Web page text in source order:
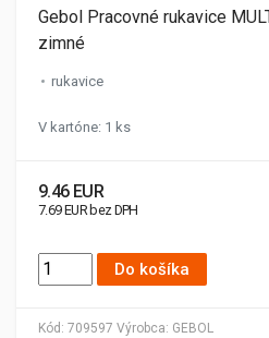
Kód: 709597 Výrobca: GEBOL
Gebol Pracovné rukavice
zimné
rukavice
V kartóne: 1 ks
9.46 EUR
7.69 EUR bez DPH
Do košíka